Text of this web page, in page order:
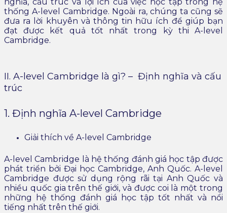
thống A-level Cambridge. Ngoài ra, chúng ta cũng sẽ
đưa ra lời khuyên và thông tin hữu ích để giúp bạn
đạt được kết quả tốt nhất trong kỳ thi A-level
Cambridge.
II. A-level Cambridge là gì? – Định nghĩa và cấu
trúc
1. Định nghĩa A-level Cambridge
Giải thích về A-level Cambridge
A-level Cambridge là hệ thống đánh giá học tập được
phát triển bởi Đại học Cambridge, Anh Quốc. A-level
Cambridge được sử dụng rộng rãi tại Anh Quốc và
nhiều quốc gia trên thế giới, và được coi là một trong
những hệ thống đánh giá học tập tốt nhất và nổi
tiếng nhất trên thế giới.